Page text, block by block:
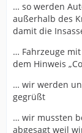
… so werden
außerhalb des
damit die
… Fahrzeuge
dem Hinweis
… wir werden
gegrüßt
… wir mussten
abgesagt weil